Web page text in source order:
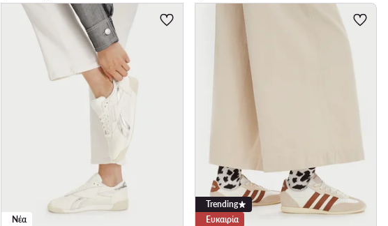
Νέα
Trending
Ευκαιρία